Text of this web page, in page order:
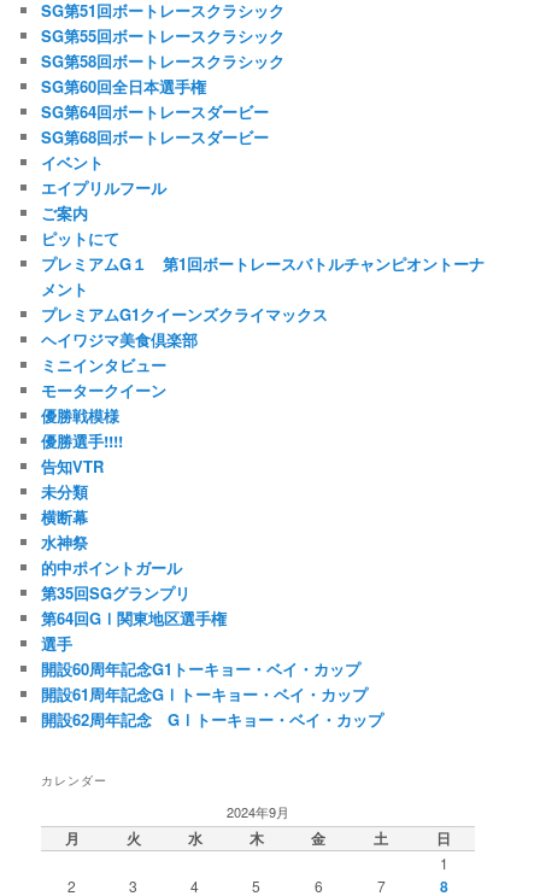
SG第51回ボートレースクラシック
SG第55回ボートレースクラシック
SG第58回ボートレースクラシック
SG第60回全日本選手権
SG第64回ボートレースダービー
SG第68回ボートレースダービー
イベント
エイプリルフール
ご案内
ピットにて
プレミアムG１ 第1回ボートレースバトルチャンピオントーナ
メント
プレミアムG1クイーンズクライマックス
ヘイワジマ美食倶楽部
ミニインタビュー
モータークイーン
優勝戦模様
優勝選手!!!!
告知VTR
未分類
横断幕
水神祭
的中ポイントガール
第35回SGグランプリ
第64回GⅠ関東地区選手権
選手
開設60周年記念G1トーキョー・ベイ・カップ
開設61周年記念GⅠトーキョー・ベイ・カップ
開設62周年記念 GⅠトーキョー・ベイ・カップ
カレンダー
2024年9月
月 火 水 木 金 土 日
1
2
3 4 5 6 7 8